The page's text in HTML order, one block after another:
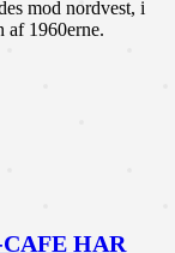
mod nordvest, i
af 1960erne.
HAR